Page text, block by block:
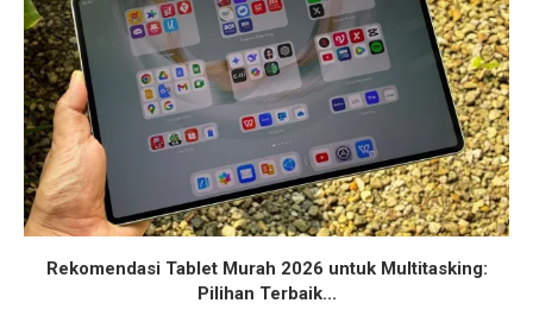
Rekomendasi Tablet Murah 2026 untuk Multitasking:
Pilihan Terbaik...